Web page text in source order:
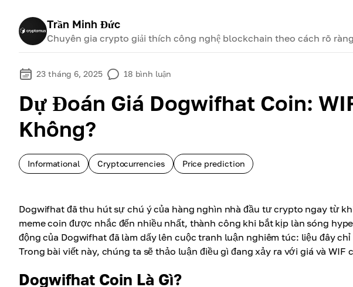
Trần Minh Đức
Chuyên gia crypto giải thích công nghệ blockchain theo cách rõ
23 tháng 6, 2025 18 bình luận
Dự Đoán Giá Dogwifhat Coin:
Không?
Informational Cryptocurrencies Price prediction
Dogwifhat đã thu hút sự chú ý của hàng nghìn nhà đầu tư crypto ngay từ
meme coin được nhắc đến nhiều nhất, thành công khi bắt kịp làn sóng
động của Dogwifhat đã làm dấy lên cuộc tranh luận nghiêm túc: liệu đây
Trong bài viết này, chúng ta sẽ thảo luận điều gì đang xảy ra với giá và WIF
Dogwifhat Coin Là Gì?